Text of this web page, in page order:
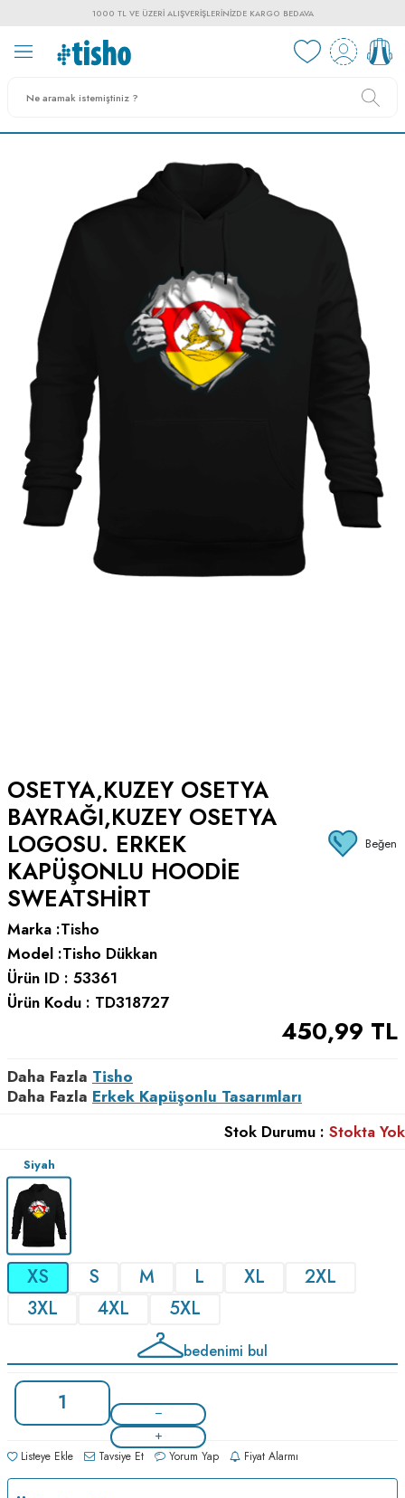
1000 TL VE ÜZERI ALIŞVERIŞLERINIZDE KARGO BEDAVA
OSETYA,KUZEY OSETYA
BAYRAĞI,KUZEY OSETYA
LOGOSU. ERKEK
KAPÜŞONLU HOODIE
SWEATSHIRT
Beğen
Marka :Tisho
Model :Tisho Dükkan
Ürün ID : 53361
Ürün Kodu : TD318727
450,99 TL
Daha Fazla Tisho
Daha Fazla Erkek Kapüşonlu Tasarımları
Stok Durumu : Stokta Yok
Siyah
XS S M L XL
2XL
3XL
4XL 5XL
bedenimi bul
Listeye Ekle Tavsiye Et Yorum Yap Fiyat Alarmı